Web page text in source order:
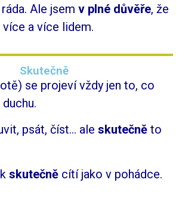
Ale jsem v plné důvěře, že
a více lidem.
Skutečně
se projeví vždy jen to, co
psát, číst… ale skutečně to
skutečně cítí jako v pohádce.